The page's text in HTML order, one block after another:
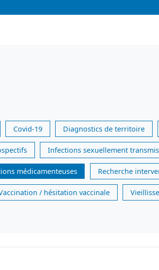
Covid-19 Diagnostics de territoire
Infections sexuellement
médicamenteuses Recherche
/ hésitation vaccinale